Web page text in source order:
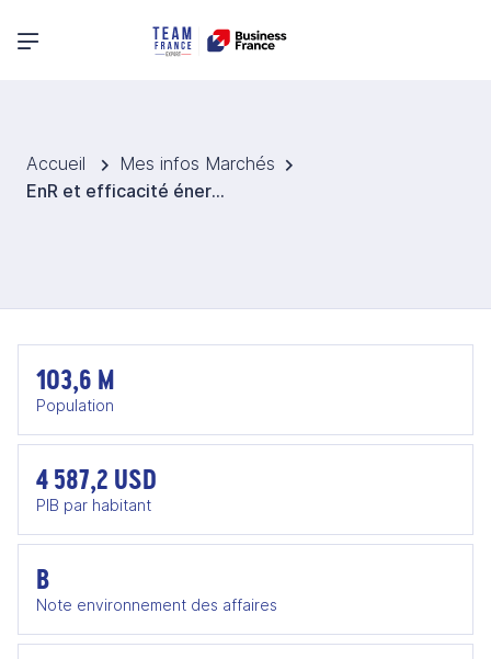
Menu principal
Accueil
Mes infos Marchés
EnR et efficacité énergétique en Égypte
103,6 M
Population
4 587,2 USD
PIB par habitant
B
Note environnement des affaires